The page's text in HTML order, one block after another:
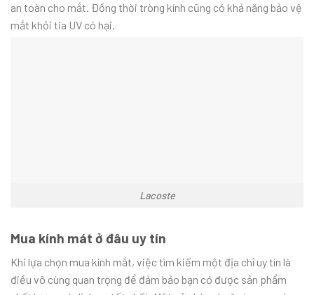
an toàn cho mắt. Đồng thời tròng kính cũng có khả năng bảo vệ
mắt khỏi tia UV có hại.
Lacoste
Mua kính mát ở đâu uy tín
Khi lựa chọn mua kính mắt, việc tìm kiếm một địa chỉ uy tín là
điều vô cùng quan trọng để đảm bảo bạn có được sản phẩm